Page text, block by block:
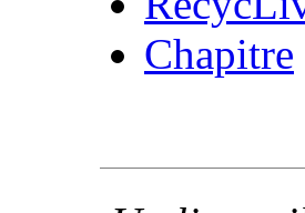
Chapitre